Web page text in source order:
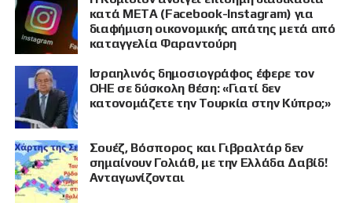
κατά META (Facebook-Instagram) για
διαφήμιση οικονομικής απάτης μετά από
καταγγελία Φαραντούρη
Ισραηλινός δημοσιογράφος έφερε τον
ΟΗΕ σε δύσκολη θέση: «Γιατί δεν
κατονομάζετε την Τουρκία στην Κύπρο;»
Σουέζ, Βόσπορος και Γιβραλτάρ δεν
σημαίνουν Γολιάθ, με την Ελλάδα Δαβίδ!
Ανταγωνίζονται